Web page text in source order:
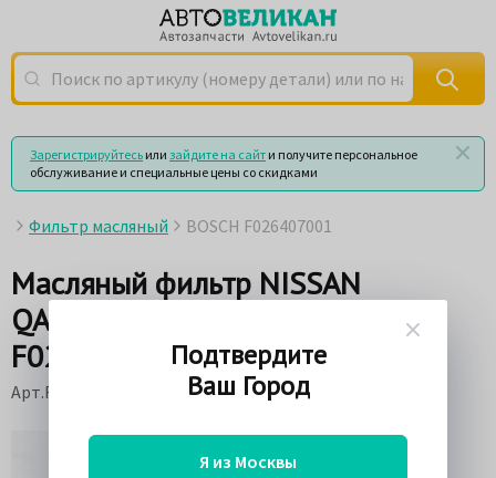
Поиск по артикулу (номеру детали) или по названию
Зарегистрируйтесь или зайдите на сайт и получите персональное
обслуживание и специальные цены со скидками
Фильтр масляный BOSCH F026407001
Масляный фильтр NISSAN
QASHQAI 11/10 => BOSCH
F026407001
Арт.F026407001
Подтвердите
Ваш Город
Я из Москвы